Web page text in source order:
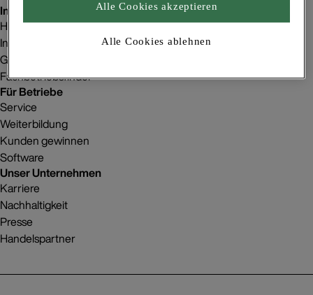
Inspiration
Homestorys
Innenraumgestaltung
Gebäudeprojekte
Fachbetriebsfinder
Für Betriebe
Service
Weiterbildung
Kunden gewinnen
Software
Unser Unternehmen
Karriere
Nachhaltigkeit
Presse
Handelspartner
Alle Cookies ablehnen
Alle Cookies akzeptieren